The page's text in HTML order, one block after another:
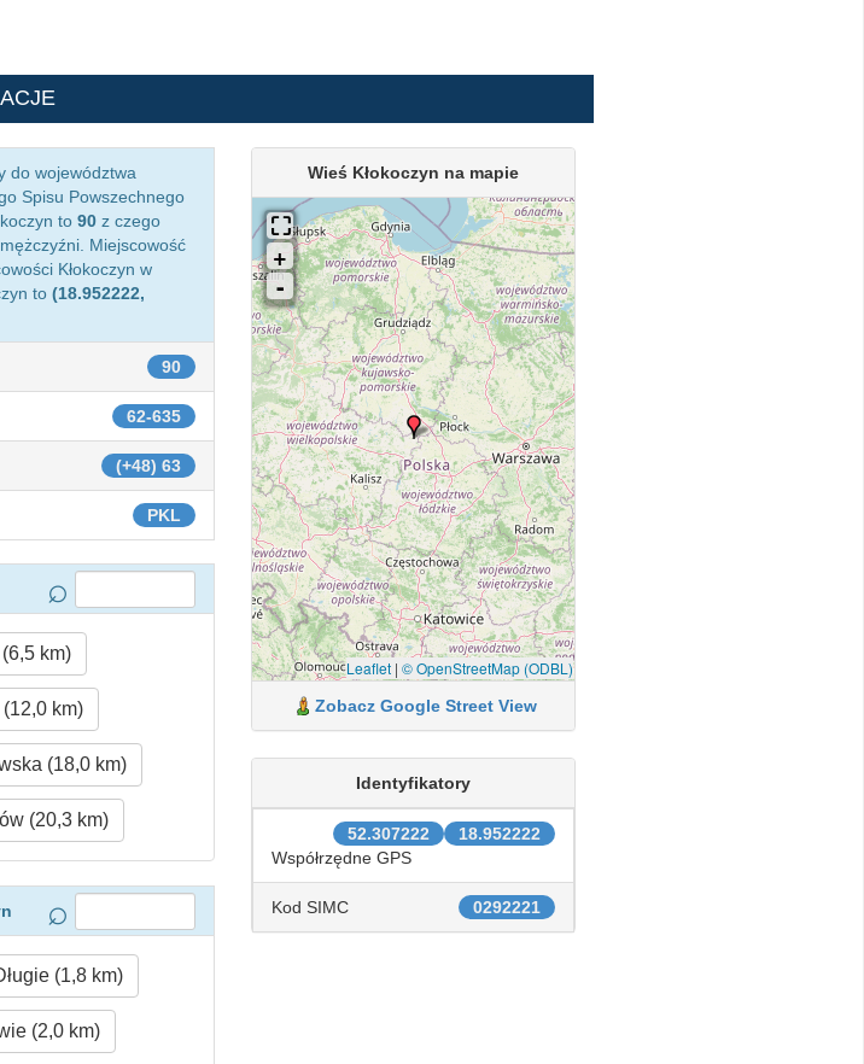
do województwa
Spisu Powszechnego
to 90 z czego
Miejscowość
Kłokoczyn w
to (18.952222,
90
62-635
(+48) 63
PKL
km)
km)
(18,0 km)
(20,3 km)
(1,8 km)
(2,0 km)
Wieś Kłokoczyn na mapie
Leaflet| © OpenStreetMap (ODBL)
Zobacz Google Street View
Identyfikatory
18.952222
52.307222
Współrzędne GPS
0292221
Kod SIMC